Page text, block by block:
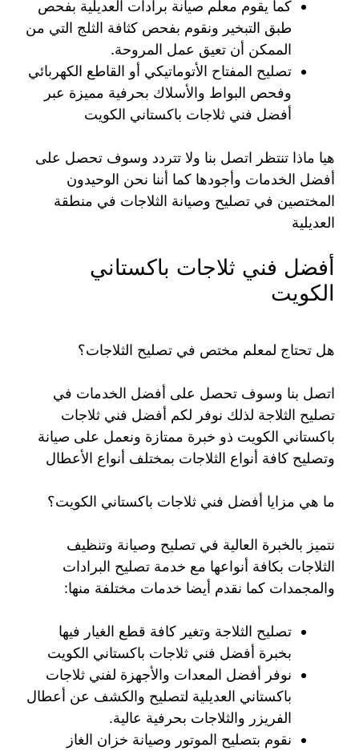
كما يقوم معلم صيانة برادات العديلية بفحص
طبق التبخير ونقوم بفحص كثافة الثلج التي من
الممكن أن تعيق عمل المروحة.
تصليح المفتاح الأتوماتيكي أو القاطع الكهربائي
وفحص البواط والأسلاك بحرفية مميزة عبر
أفضل فني ثلاجات باكستاني الكويت
هيا ماذا تنتظر اتصل بنا ولا تتردد وسوف تحصل على
أفضل الخدمات وأجودها كما أننا نحن الوحيدون
المختصين في تصليح وصيانة الثلاجات في منطقة
العديلية
أفضل فني ثلاجات باكستاني
الكويت
هل تحتاج لمعلم مختص في تصليح الثلاجات؟
اتصل بنا وسوف تحصل على أفضل الخدمات في
تصليح الثلاجة لذلك نوفر لكم أفضل فني ثلاجات
باكستاني الكويت ذو خبرة ممتازة ونعمل على صيانة
وتصليح كافة أنواع الثلاجات بمختلف أنواع الأعطال
ما هي مزايا أفضل فني ثلاجات باكستاني الكويت؟
نتميز بالخبرة العالية في تصليح وصيانة وتنظيف
الثلاجات بكافة أنواعها مع خدمة تصليح البرادات
والمجمدات كما نقدم أيضا خدمات مختلفة منها:
تصليح الثلاجة وتغير كافة قطع الغيار فيها
بخبرة أفضل فني ثلاجات باكستاني الكويت
نوفر أفضل المعدات والأجهزة لفني ثلاجات
باكستاني العديلية لتصليح والكشف عن أعطال
الفريزر والثلاجات بحرفية عالية.
نقوم بتصليح الموتور وصيانة خزان الغاز